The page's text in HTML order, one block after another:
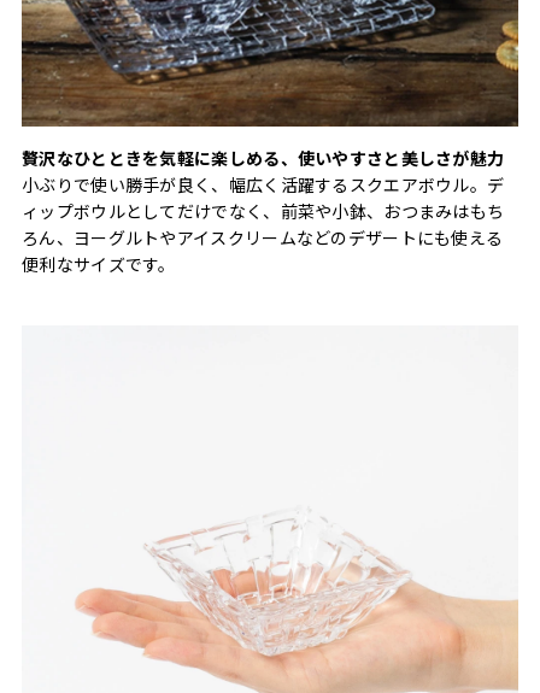
贅沢なひとときを気軽に楽しめる、使いやすさと美しさが魅力
小ぶりで使い勝手が良く、幅広く活躍するスクエアボウル。デ
ィップボウルとしてだけでなく、前菜や小鉢、おつまみはもち
ろん、ヨーグルトやアイスクリームなどのデザートにも使える
便利なサイズです。